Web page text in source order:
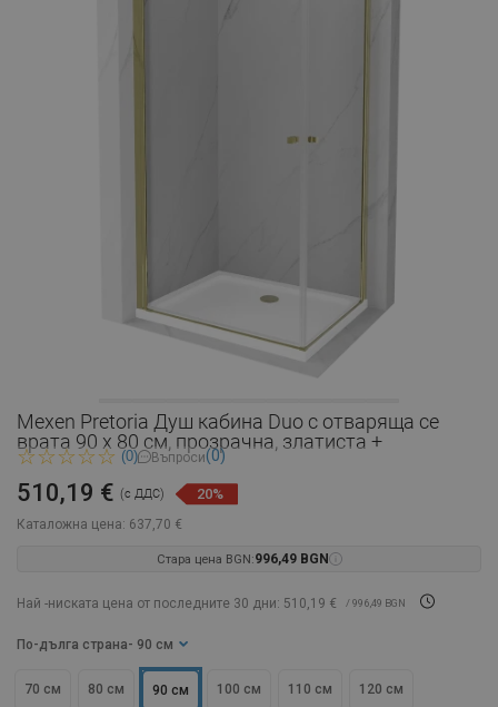
Mexen Pretoria Душ кабина Duo с отваряща се
врата 90 x 80 см, прозрачна, златиста +
(0) Въпроси(0)
Каталожна цена: 637,70 €
510,19 € (с ДДС) 20%
Стара цена BGN:996,49 BGN
Най -ниската цена от последните 30 дни: 510,19 € / 996,49 BGN
По-дълга страна - 90 см
70 см 80 см 90 см 100 см 110 см 120 см